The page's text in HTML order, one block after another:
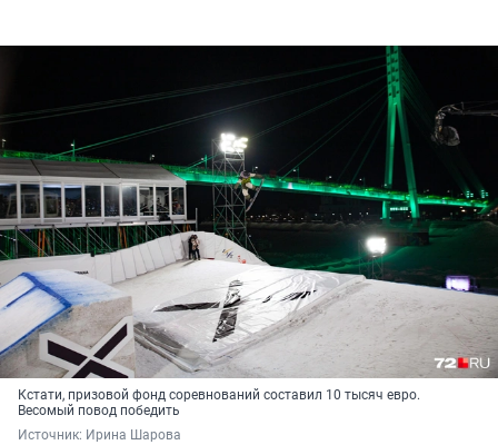
Кстати, призовой фонд соревнований составил 10 тысяч евро.
Весомый повод победить
Источник: Ирина Шарова